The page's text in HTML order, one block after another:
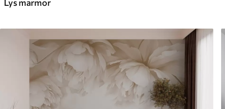
Lys marmor